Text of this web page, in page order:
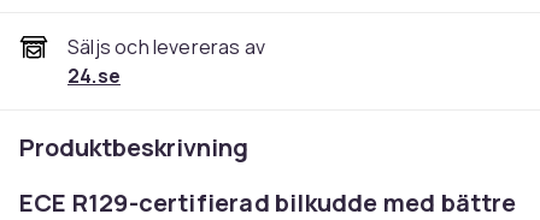
Säljs och levereras av
24.se
Produktbeskrivning
ECE R129-certifierad bilkudde med bättre